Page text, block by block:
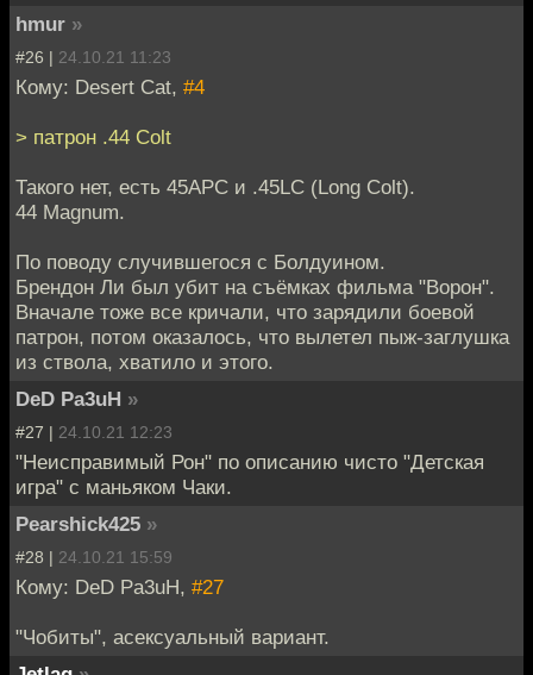
hmur »
#26 | 24.10.21 11:23
Кому: Desert Cat, #4
> патрон .44 Colt
Такого нет, есть 45APC и .45LC (Long Colt).
44 Magnum.
По поводу случившегося с Болдуином.
Брендон Ли был убит на съёмках фильма "Ворон".
Вначале тоже все кричали, что зарядили боевой
патрон, потом оказалось, что вылетел пыж-заглушка
из ствола, хватило и этого.
DeD Pa3uH »
#27 | 24.10.21 12:23
"Неисправимый Рон" по описанию чисто "Детская
игра" с маньяком Чаки.
Pearshick425 »
#28 | 24.10.21 15:59
Кому: DeD Pa3uH, #27
"Чобиты", асексуальный вариант.